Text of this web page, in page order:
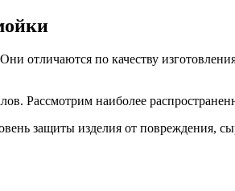
отличаются по качеству
Рассмотрим наиболее
защиты изделия от повреждения,